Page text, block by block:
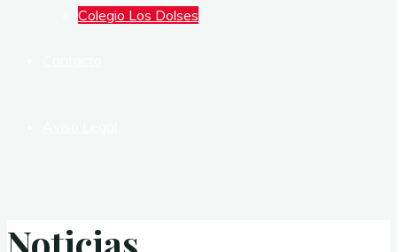
Colegio Los Dolses